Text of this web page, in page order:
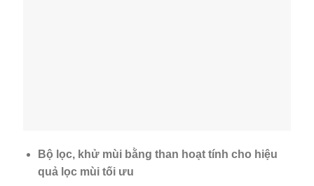
Bộ lọc, khử mùi bằng than hoạt tính cho hiệu
quả lọc mùi tối ưu